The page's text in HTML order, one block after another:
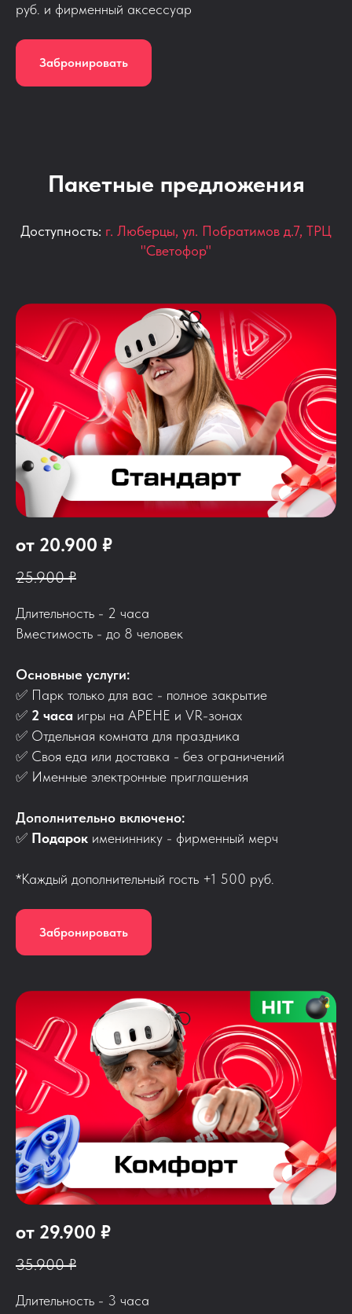
руб. и фирменный аксессуар
Забронировать
Пакетные предложения
Доступность: г. Люберцы, ул. Побратимов д.7, ТРЦ
"Светофор"
от 20.900 ₽
25.900 ₽
Длительность - 2 часа
Вместимость - до 8 человек
Основные услуги:
✅ Парк только для вас - полное закрытие
✅ 2 часа игры на АРЕНЕ и VR-зонах
✅ Отдельная комната для праздника
✅ Своя еда или доставка - без ограничений
✅ Именные электронные приглашения
Дополнительно включено:
✅ Подарок имениннику - фирменный мерч
*Каждый дополнительный гость +1 500 руб.
Забронировать
от 29.900 ₽
35.900 ₽
Длительность - 3 часа